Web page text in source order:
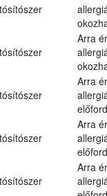
Arra
Arra
Arra
Arra